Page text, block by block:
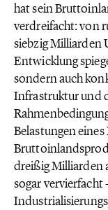
hat sein
verdreifacht: von
siebzig Milliarden
Entwicklung
sondern auch
Infrastruktur und
Belastungen eines
dreißig Milliarden
sogar vervierfacht